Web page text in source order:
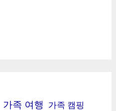
가족 여행 가족 캠핑